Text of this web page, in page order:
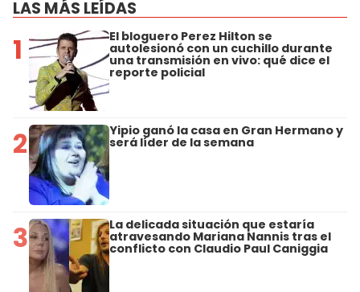
LAS MÁS LEÍDAS
1 El bloguero Perez Hilton se
autolesionó con un cuchillo durante
una transmisión en vivo: qué dice el
reporte policial
2 Yipio ganó la casa en Gran Hermano y
será líder de la semana
3 La delicada situación que estaría
atravesando Mariana Nannis tras el
conflicto con Claudio Paul Caniggia